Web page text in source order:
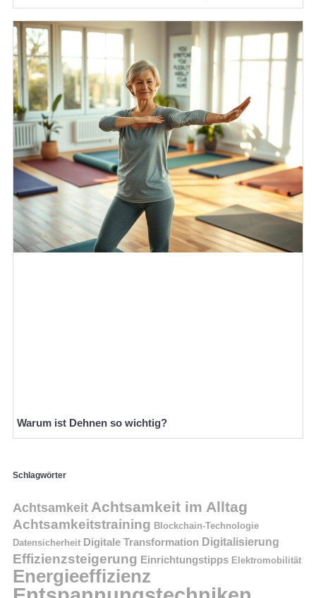
Warum ist Dehnen so wichtig?
Schlagwörter
Achtsamkeit Achtsamkeit im Alltag
Achtsamkeitstraining Blockchain-Technologie
Datensicherheit Digitale Transformation Digitalisierung
Effizienzsteigerung Einrichtungstipps Elektromobilität
Energieeffizienz